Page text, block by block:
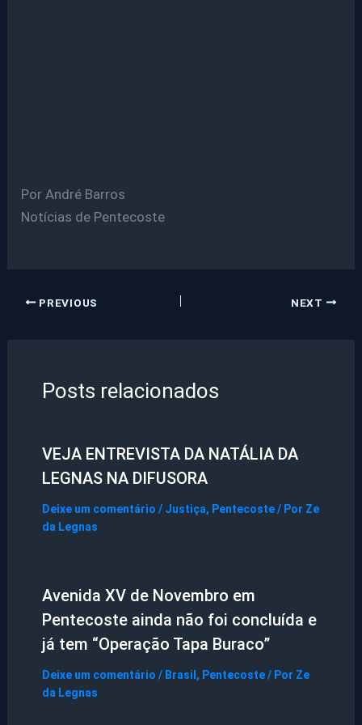
Por André Barros
Notícias de Pentecoste
PREVIOUS NEXT
Posts relacionados
VEJA ENTREVISTA DA NATÁLIA DA
LEGNAS NA DIFUSORA
Deixe um comentário / Justiça, Pentecoste/ Por Ze
da Legnas
Avenida XV de Novembro em
Pentecoste ainda não foi concluída e
já tem “Operação Tapa Buraco”
Deixe um comentário / Brasil , Pentecoste/ Por Ze
da Legnas